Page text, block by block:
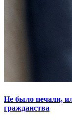
Не было печали,
гражданства